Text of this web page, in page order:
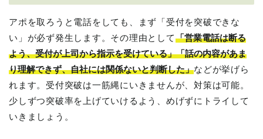
アポを取ろうと電話をしても、まず「受付を突破できな
い」が必ず発生します。その理由として「営業電話は断る
よう、受付が上司から指示を受けている」「話の内容があま
り理解できず、自社には関係ないと判断した」などが挙げら
れます。受付突破は一筋縄にいきませんが、対策は可能。
少しずつ突破率を上げていけるよう、めげずにトライして
いきましょう。